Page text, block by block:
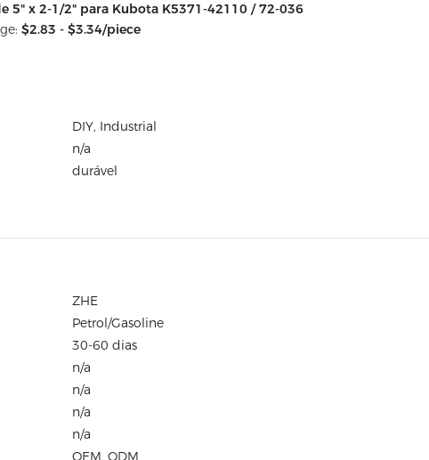
5" x 2-1/2" para Kubota K5371-42110 / 72-036
$2.83 - $3.34/piece
DIY, Industrial
n/a
durável
ZHE
Petrol/Gasoline
30-60 dias
n/a
n/a
n/a
n/a
OEM, ODM